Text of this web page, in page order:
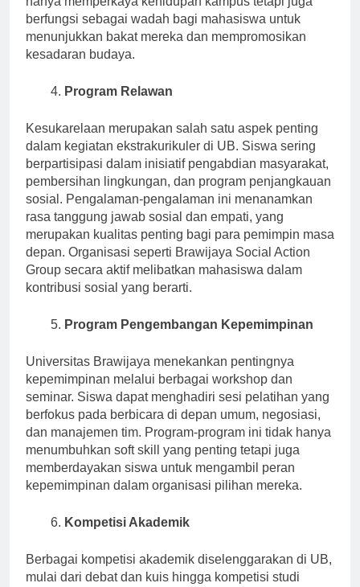
berfungsi sebagai wadah bagi mahasiswa untuk
menunjukkan bakat mereka dan mempromosikan
kesadaran budaya.
Program Relawan
Kesukarelaan merupakan salah satu aspek penting
dalam kegiatan ekstrakurikuler di UB. Siswa sering
berpartisipasi dalam inisiatif pengabdian masyarakat,
pembersihan lingkungan, dan program penjangkauan
sosial. Pengalaman-pengalaman ini menanamkan
rasa tanggung jawab sosial dan empati, yang
merupakan kualitas penting bagi para pemimpin masa
depan. Organisasi seperti Brawijaya Social Action
Group secara aktif melibatkan mahasiswa dalam
kontribusi sosial yang berarti.
Program Pengembangan Kepemimpinan
Universitas Brawijaya menekankan pentingnya
kepemimpinan melalui berbagai workshop dan
seminar. Siswa dapat menghadiri sesi pelatihan yang
berfokus pada berbicara di depan umum, negosiasi,
dan manajemen tim. Program-program ini tidak hanya
menumbuhkan soft skill yang penting tetapi juga
memberdayakan siswa untuk mengambil peran
kepemimpinan dalam organisasi pilihan mereka.
Kompetisi Akademik
Berbagai kompetisi akademik diselenggarakan di UB,
mulai dari debat dan kuis hingga kompetisi studi